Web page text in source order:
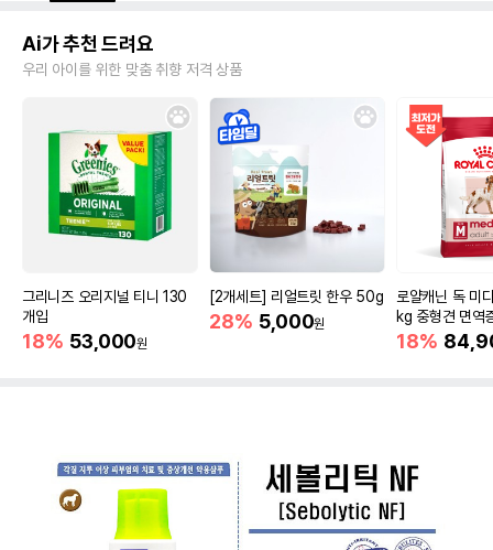
Ai가 추천 드려요
우리 아이를 위한 맞춤 취향 저격 상품
그리니즈 오리지널 티니 130
개입
18% 53,000원
[2개세트] 리얼트릿 한우 50g
28% 5,000원
로얄캐닌 독 미
kg 중형견 면역
18%